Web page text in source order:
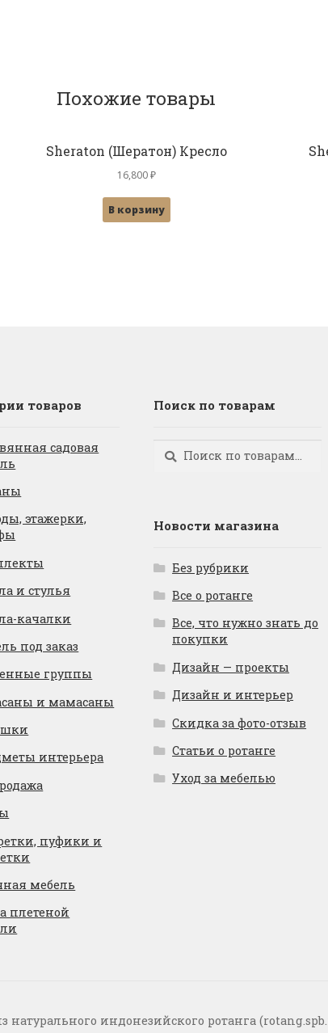
Похожие товары
Sheraton (Шератон) Кресло
16,800₽
В корзину
товаров
садовая
этажерки,
и стулья
качалки
под заказ
группы
и мамасаны
интерьера
пуфики и
мебель
плетеной
Поиск по товарам
Искать:
Поиск
Новости магазина
Без рубрики
Все о ротанге
Все, что нужно знать до
покупки
Дизайн — проекты
Дизайн и интерьер
Скидка за фото-отзыв
Статьи о ротанге
Уход за мебелью
натурального индонезийского ротанга